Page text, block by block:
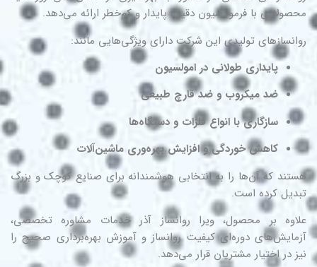
با فرمولاسیون دقیق، پایدار و کم‌خطر ارائه می‌دهد.
تولیدی این شرکت دارای ویژگی‌هایی مانند:
پایداری طولانی در امولسیون
ضد میکروب و ضد قارچ طبیعی
سازگاری با انواع فلزات و دستگاه‌ها
کاهش خوردگی و افزایش بهره‌وری ماشین‌آلات
که آن‌ها را به انتخابی هوشمندانه برای صنایع کوچک و بزرگ
کرده است.
بر محصول، ویرا روانساز آذر خدمات مشاوره تخصصی،
دوره‌ای کیفیت روانساز و آموزش بهره‌برداری صحیح را
در اختیار مشتریان قرار می‌دهد.